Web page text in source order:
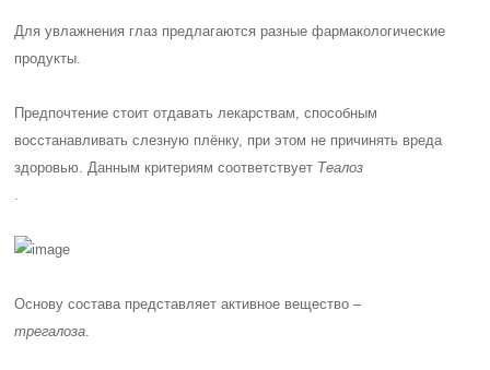
Для увлажнения глаз предлагаются разные фармакологические
продукты.
Предпочтение стоит отдавать лекарствам, способным
восстанавливать слезную плёнку, при этом не причинять вреда
здоровью. Данным критериям соответствует Теалоз
.
Основу состава представляет активное вещество –
трегалоза.